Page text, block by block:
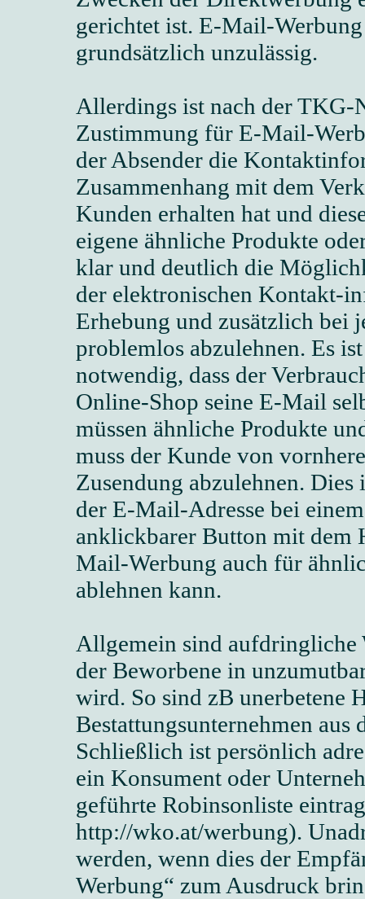
gerichtet ist. E-Mail-
grundsätzlich unzulässig.
Allerdings ist nach der
Zustimmung für E-Mail-
der Absender die
Zusammenhang mit dem
Kunden erhalten hat und
eigene ähnliche Produkte
klar und deutlich die
der elektronischen Kontakt-
Erhebung und zusätzlich bei
problemlos abzulehnen. Es
notwendig, dass der
Online-Shop seine E-Mail
müssen ähnliche Produkte
muss der Kunde von
Zusendung abzulehnen.
der E-Mail-Adresse bei
anklickbarer Button mit dem
Mail-Werbung auch für
ablehnen kann.
Allgemein sind aufdringliche
der Beworbene in
wird. So sind zB unerbetene
Bestattungsunternehmen
Schließlich ist persönlich
ein Konsument oder
geführte Robinsonliste
http://wko.at/werbung).
werden, wenn dies der
Werbung“ zum Ausdruck